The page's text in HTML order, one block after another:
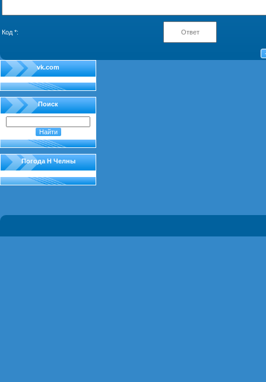
Код *:
vk.com
Поиск
Погода Н Челны